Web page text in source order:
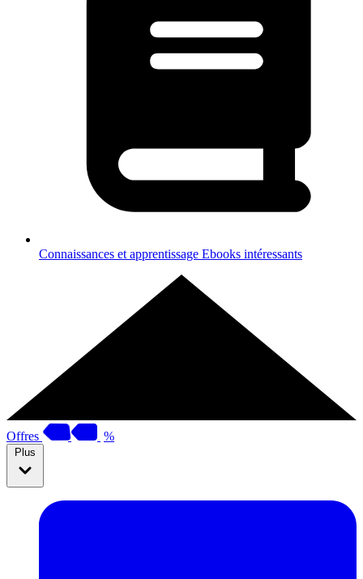
Connaissances et apprentissage Ebooks intéressants
Offres %
Plus